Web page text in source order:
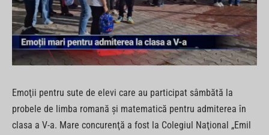
Emoţii pentru sute de elevi care au participat sâmbătă la
probele de limba romană şi matematică pentru admiterea în
clasa a V-a. Mare concurenţă a fost la Colegiul Naţional „Emil